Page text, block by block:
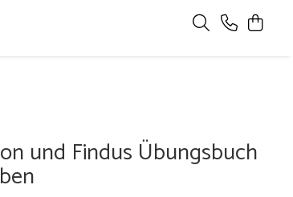
und Findus Übungsbuch